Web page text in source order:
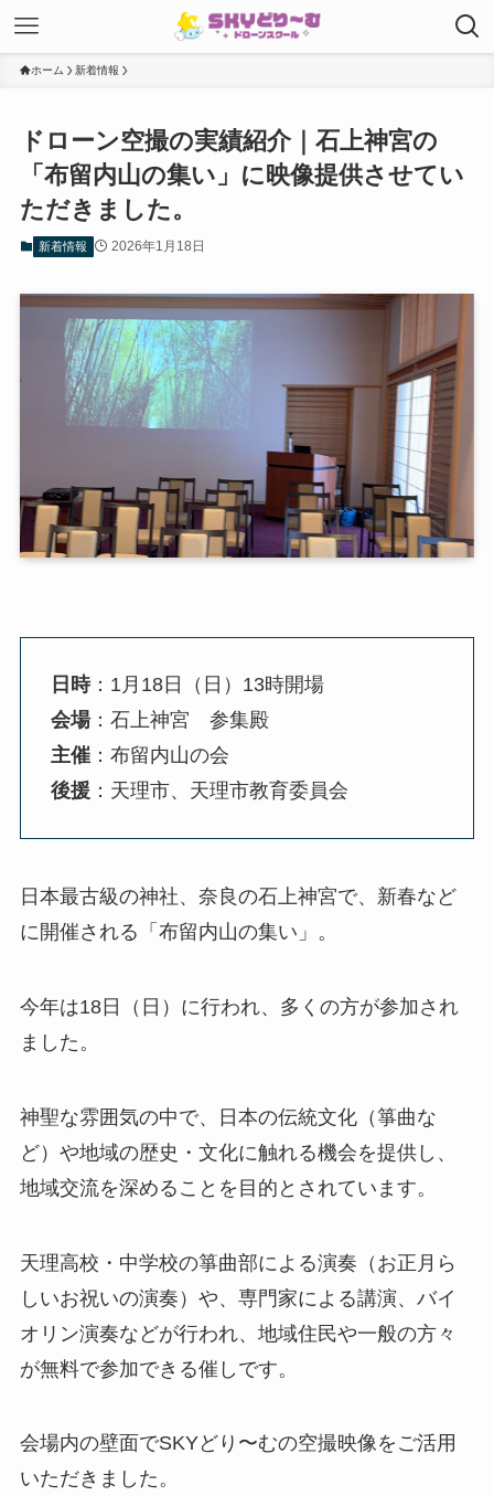
ホーム 新着情報
ドローン空撮の実績紹介｜石上神宮の
「布留内山の集い」に映像提供させてい
ただきました。
新着情報 2026年1月18日
日時：1月18日（日）13時開場
会場：石上神宮 参集殿
主催：布留内山の会
後援 ：天理市、天理市教育委員会
日本最古級の神社、奈良の石上神宮で、新春など
に開催される「布留内山の集い」。
今年は18日（日）に行われ、多くの方が参加され
ました。
神聖な雰囲気の中で、日本の伝統文化（箏曲な
ど）や地域の歴史・文化に触れる機会を提供し、
地域交流を深めることを目的とされています。
天理高校・中学校の箏曲部による演奏（お正月ら
しいお祝いの演奏）や、専門家による講演、バイ
オリン演奏などが行われ、地域住民や一般の方々
が無料で参加できる催しです。
会場内の壁面でSKYどり〜むの空撮映像をご活用
いただきました。